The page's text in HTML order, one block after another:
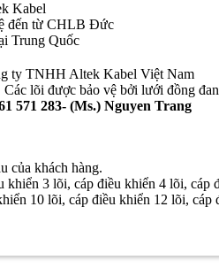
Kabel
đến từ CHLB Đức
Trung Quốc
ty TNHH Altek Kabel Việt Nam
lõi được bảo vệ bởi lưới đồng
571 283- (Ms.) Nguyen Trang
của khách hàng.
khiển 3 lõi, cáp điều khiển 4 lõi, cáp
10 lõi, cáp điều khiển 12 lõi,